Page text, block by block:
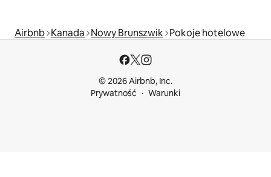
Airbnb Kanada Nowy Brunszwik Pokoje hotelowe
© 2026 Airbnb, Inc.
Prywatność
Warunki